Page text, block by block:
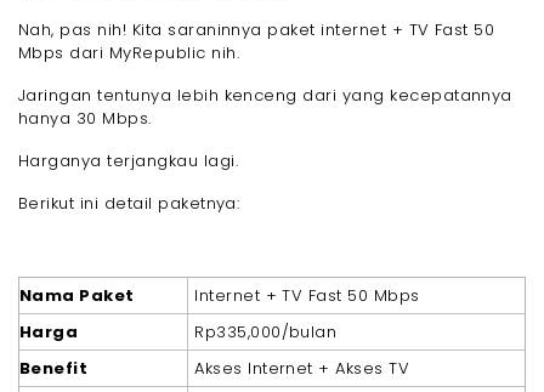
Nah, pas nih! Kita saraninnya paket internet + TV Fast 50
Mbps dari MyRepublic nih.
Jaringan tentunya lebih kenceng dari yang kecepatannya
hanya 30 Mbps.
Harganya terjangkau lagi.
Berikut ini detail paketnya:
Nama Paket
Internet + TV Fast 50 Mbps
Harga
Rp335,000/bulan
Benefit
Akses Internet + Akses TV